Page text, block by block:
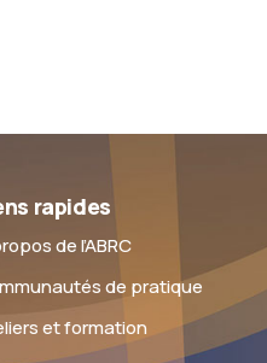
rapides
de l’ABRC
de pratique
et formation